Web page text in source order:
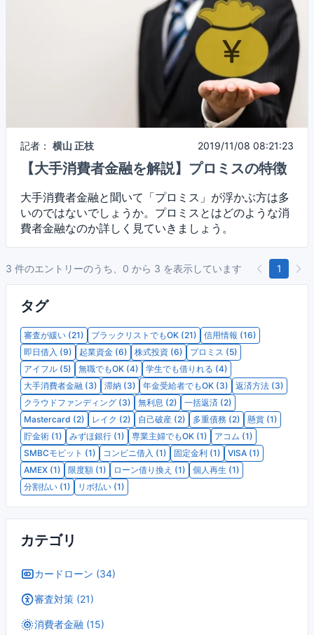
記者： 横山 正枝 2019/11/08 08:21:23
【大手消費者金融を解説】プロミスの特徴
大手消費者金融と聞いて「プロミス」が浮かぶ方は多
いのではないでしょうか。プロミスとはどのような消
費者金融なのか詳しく見ていきましょう。
3 件のエントリーのうち、0 から 3 を表示しています 1
タグ
審査が緩い (21) ブラックリストでもOK (21)
信用情報 (16)
即日借入 (9)
起業資金 (6) 株式投資 (6)
プロミス (5)
アイフル (5)
無職でもOK (4)
学生でも借りれる (4)
大手消費者金融 (3)
滞納 (3) 年金受給者でもOK (3)
返済方法 (3)
クラウドファンディング (3)
無利息 (2)
一括返済 (2)
Mastercard (2)
レイク (2) 自己破産 (2) 多重債務 (2)
懸賞 (1)
貯金術 (1)
みずほ銀行 (1) 専業主婦でもOK (1)
アコム (1)
SMBCモビット (1)
コンビニ借入 (1) 固定金利 (1)
VISA (1)
AMEX (1)
限度額 (1) ローン借り換え (1)
個人再生 (1)
分割払い (1)
リボ払い (1)
カテゴリ
カードローン (34)
審査対策 (21)
消費者金融 (15)